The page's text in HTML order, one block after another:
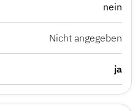
nein
Nicht angegeben
ja